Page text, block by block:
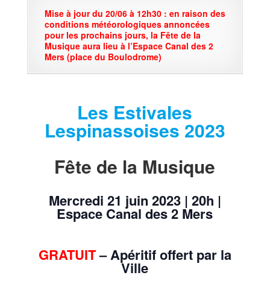
Mise à jour du 20/06 à 12h30: en raison des
conditions météorologiques annoncées
pour les prochains jours, la Fête de la
Musique aura lieu à l’Espace Canal des 2
Mers (place du Boulodrome)
Les Estivales
Lespinassoises 2023
Fête de la Musique
Mercredi 21 juin 2023 | 20h |
Espace Canal des 2 Mers
GRATUIT– Apéritif offert par la
Ville